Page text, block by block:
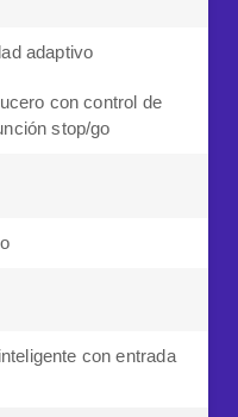
adaptivo
con control de
stop/go
con entrada